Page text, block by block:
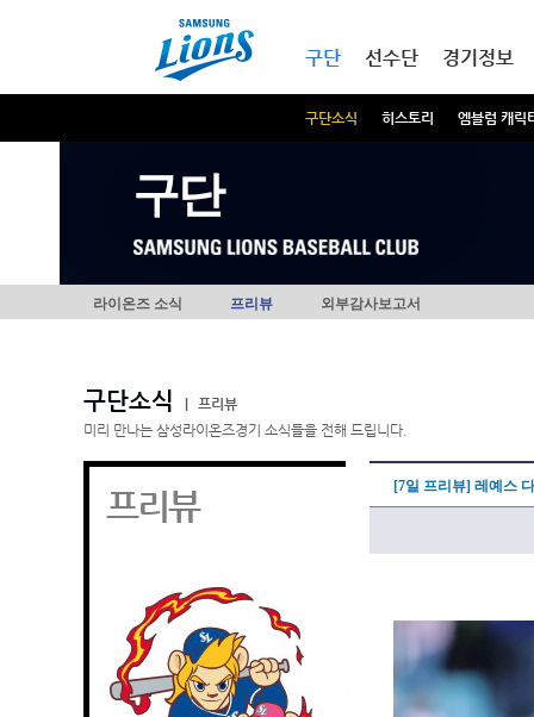
구단
구단소식 히스토리 엠블럼 캐릭
선수단 경기정보
구단
라이온즈 소식 프리뷰 외부감사보고서
구단소식
프리뷰
미리 만나는 삼성라이온즈경기 소식들을 전해 드립니다.
프리뷰 [7일 프리뷰] 레예스